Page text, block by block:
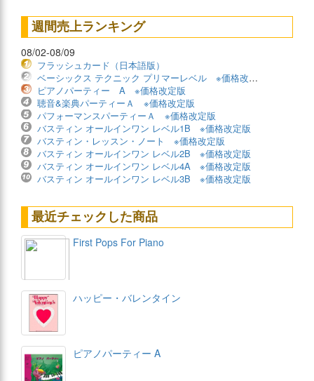
週間売上ランキング
08/02-08/09
フラッシュカード（日本語版）
ベーシックス テクニック プリマーレベル ※価格改定版
ピアノパーティー A ※価格改定版
聴音&楽典パーティーＡ ※価格改定版
パフォーマンスパーティーＡ ※価格改定版
バスティン オールインワン レベル1B ※価格改定版
バスティン・レッスン・ノート ※価格改定版
バスティン オールインワン レベル2B ※価格改定版
バスティン オールインワン レベル4A ※価格改定版
バスティン オールインワン レベル3B ※価格改定版
最近チェックした商品
First Pops For Piano
ハッピー・バレンタイン
ピアノパーティー A